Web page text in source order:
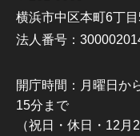
横浜市中区本町6丁
法人番号：
開庁時間：月曜日か
15分まで
（祝日・休日・12月